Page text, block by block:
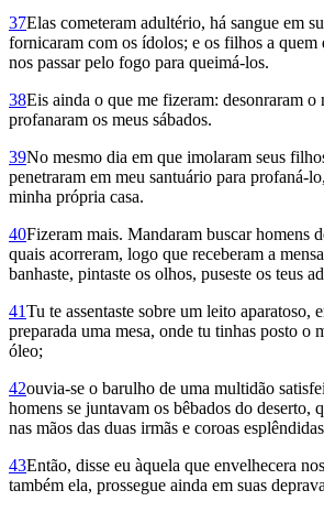
37Elas cometeram adultério, há sangue em
fornicaram com os ídolos; e os filhos a quem
nos passar pelo fogo para queimá-los.
38Eis ainda o que me fizeram: desonraram o
profanaram os meus sábados.
39No mesmo dia em que imolaram seus
penetraram em meu santuário para profaná-
minha própria casa.
40Fizeram mais. Mandaram buscar homens
quais acorreram, logo que receberam a
banhaste, pintaste os olhos, puseste os teus
41Tu te assentaste sobre um leito aparatoso,
preparada uma mesa, onde tu tinhas posto o
óleo;
42ouvia-se o barulho de uma multidão
homens se juntavam os bêbados do deserto,
nas mãos das duas irmãs e coroas
43Então, disse eu àquela que envelhecera
também ela, prossegue ainda em suas